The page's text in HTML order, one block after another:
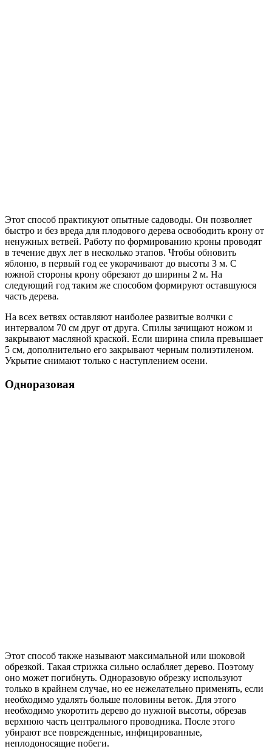
Этот способ практикуют опытные садоводы. Он позволяет
быстро и без вреда для плодового дерева освободить крону от
ненужных ветвей. Работу по формированию кроны проводят
в течение двух лет в несколько этапов. Чтобы обновить
яблоню, в первый год ее укорачивают до высоты 3 м. С
южной стороны крону обрезают до ширины 2 м. На
следующий год таким же способом формируют оставшуюся
часть дерева.
На всех ветвях оставляют наиболее развитые волчки с
интервалом 70 см друг от друга. Спилы зачищают ножом и
закрывают масляной краской. Если ширина спила превышает
5 см, дополнительно его закрывают черным полиэтиленом.
Укрытие снимают только с наступлением осени.
Одноразовая
Этот способ также называют максимальной или шоковой
обрезкой. Такая стрижка сильно ослабляет дерево. Поэтому
оно может погибнуть. Одноразовую обрезку используют
только в крайнем случае, но ее нежелательно применять, если
необходимо удалять больше половины веток. Для этого
необходимо укоротить дерево до нужной высоты, обрезав
верхнюю часть центрального проводника. После этого
убирают все поврежденные, инфицированные,
неплодоносящие побеги.